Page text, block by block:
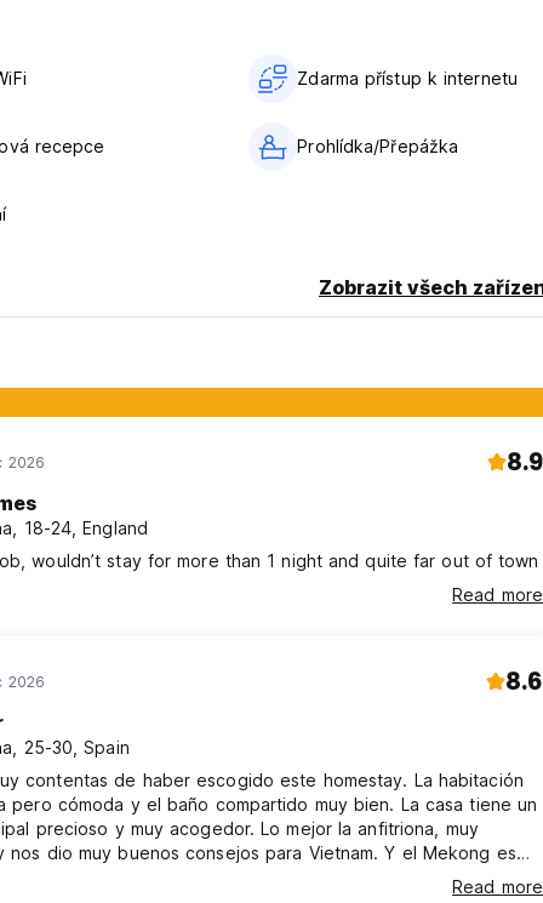
mi nebo mi pošlete zprávu. Vítám vás ve svém homestay.
Zdarma přístup k internetu
recepce Prohlídka/Přepážka
Zobrazit všech
2026 8.9
18-24, England
wouldn’t stay for more than 1 night and quite far out of town
Read more
2026 8.6
25-30, Spain
contentas de haber escogido este homestay. La habitación
pero cómoda y el baño compartido muy bien. La casa tiene un
precioso y muy acogedor. Lo mejor la anfitriona, muy
nos dio muy buenos consejos para Vietnam. Y el Mekong es
es conocido pero recomiendo no saltárselo es encantador!
Read more